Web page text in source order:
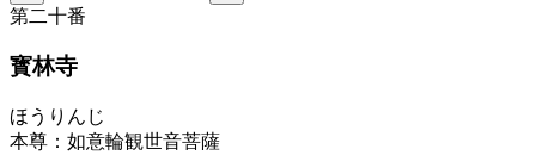
第二十番
寳林寺
ほうりんじ
本尊 ： 如意輪観世音菩薩